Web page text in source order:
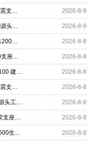
LNR500天然橡胶隔震支座厂家 LRB900橡胶隔震支座 建筑隔震减震支座 2026-8-9
厚肉橡胶隔震支座厂家 建筑铅芯隔震支座(LRB)源头工厂 高阻尼支座HDR多少钱 2026-8-9
防震隔震支座 高层橡胶隔震支座生产厂家 LRB1200橡胶隔震支座多少钱 2026-8-8
LNR1000建筑隔震橡胶支座源头工厂 LRB1400支座生产厂家 建筑水平力隔震支座厂家 2026-8-8
LRB600铅芯橡胶隔震支座 LRB橡胶隔震支座1100 建筑铅芯橡胶隔震支座定制生产厂家 2026-8-8
天然隔震支座LNR1000-Ⅱ生产厂家 LNR300隔震支座多少钱 LRB300铅芯橡胶隔震支座 2026-8-8
LRB1400隔震支座源头工厂 建筑房子减震支座源头工厂 工程隔震支座厂家 2026-8-8
铅芯隔震支座LRB700-Ⅱ源头工厂 房屋隔震橡胶支座多少钱 LNR600建筑橡胶隔震支座多少钱 2026-8-8
LRB1100铅芯隔震支座什么价格 隔震支座LNR600生产厂家 HDR系列高阻尼隔震橡胶支座 2026-8-8